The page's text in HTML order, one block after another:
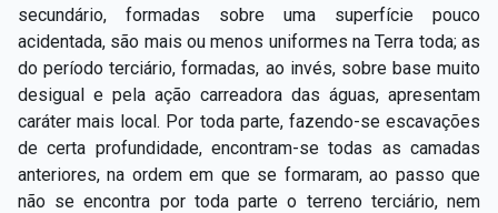
secundário, formadas sobre uma superfície pouco
acidentada, são mais ou menos uniformes na Terra toda; as
do período terciário, formadas, ao invés, sobre base muito
desigual e pela ação carreadora das águas, apresentam
caráter mais local. Por toda parte, fazendo-­se escavações
de certa profundidade, encontram­-se todas as camadas
anteriores, na ordem em que se formaram, ao passo que
não se encontra por toda parte o terreno terciário, nem